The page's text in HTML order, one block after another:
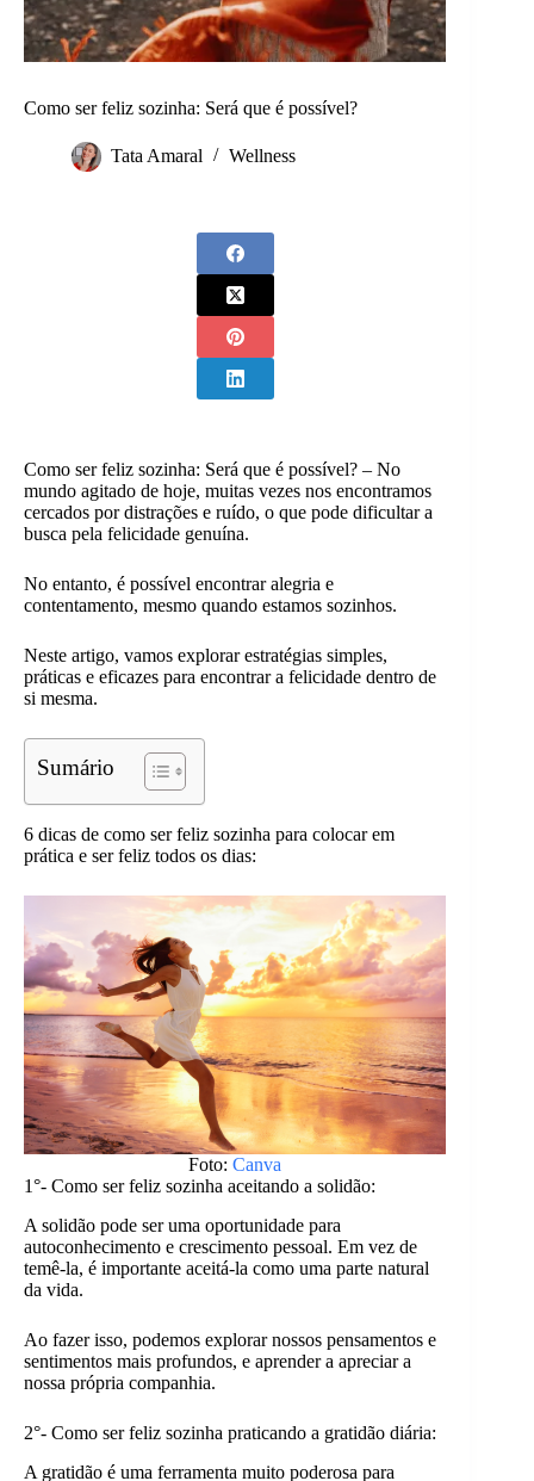
Como ser feliz sozinha: Será que é possível?
Tata Amaral Wellness
Como ser feliz sozinha: Será que é possível? – No
mundo agitado de hoje, muitas vezes nos encontramos
cercados por distrações e ruído, o que pode dificultar a
busca pela felicidade genuína.
No entanto, é possível encontrar alegria e
contentamento, mesmo quando estamos sozinhos.
Neste artigo, vamos explorar estratégias simples,
práticas e eficazes para encontrar a felicidade dentro de
si mesma.
Sumário
6 dicas de como ser feliz sozinha para colocar em
prática e ser feliz todos os dias:
Foto:Canva
1°- Como ser feliz sozinha aceitando a solidão:
A solidão pode ser uma oportunidade para
autoconhecimento e crescimento pessoal. Em vez de
temê-la, é importante aceitá-la como uma parte natural
da vida.
Ao fazer isso, podemos explorar nossos pensamentos e
sentimentos mais profundos, e aprender a apreciar a
nossa própria companhia.
2°- Como ser feliz sozinha praticando a gratidão diária:
A gratidão é uma ferramenta muito poderosa para